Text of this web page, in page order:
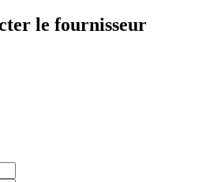
le fournisseur